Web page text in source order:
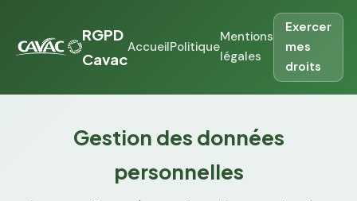
RGPD
Cavac
AccueilPolitique
Mentions
légales
Exercer
mes
droits
Gestion des données
personnelles